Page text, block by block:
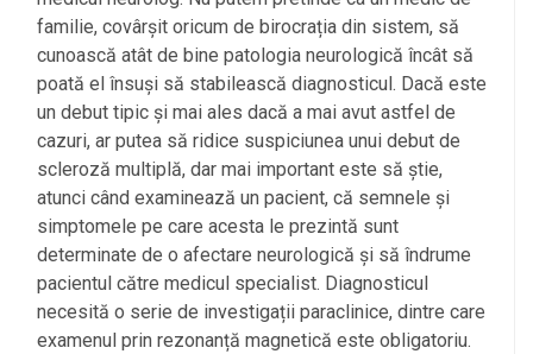
familie, covârșit oricum de birocrația din sistem, să
cunoască atât de bine patologia neurologică încât să
poată el însuși să stabilească diagnosticul. Dacă este
un debut tipic și mai ales dacă a mai avut astfel de
cazuri, ar putea să ridice suspiciunea unui debut de
scleroză multiplă, dar mai important este să știe,
atunci când examinează un pacient, că semnele și
simptomele pe care acesta le prezintă sunt
determinate de o afectare neurologică și să îndrume
pacientul către medicul specialist. Diagnosticul
necesită o serie de investigații paraclinice, dintre care
examenul prin rezonanță magnetică este obligatoriu.